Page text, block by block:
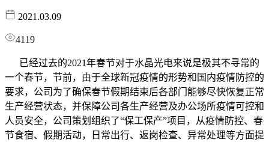
2021.03.09
4119
已经过去的2021年春节对于水晶光电来说是极其不寻常的
一个春节，节前，由于全球新冠疫情的形势和国内疫情防控的
要求，公司为了确保春节假期结束后各部门能够尽快恢复正常
生产经营状态，并保障公司各生产经营及办公场所疫情可控和
人员安全，公司策划组织了“保工保产”项目，从疫情防控、春
节食宿、假期活动，日常出行、返岗检查、异常处理等方面提